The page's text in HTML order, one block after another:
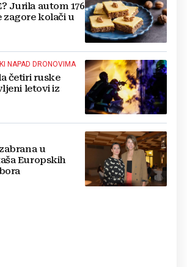
Jurila autom 176
kolači u
NAPAD DRONOVIMA
četiri ruske
letovi iz
u
Europskih